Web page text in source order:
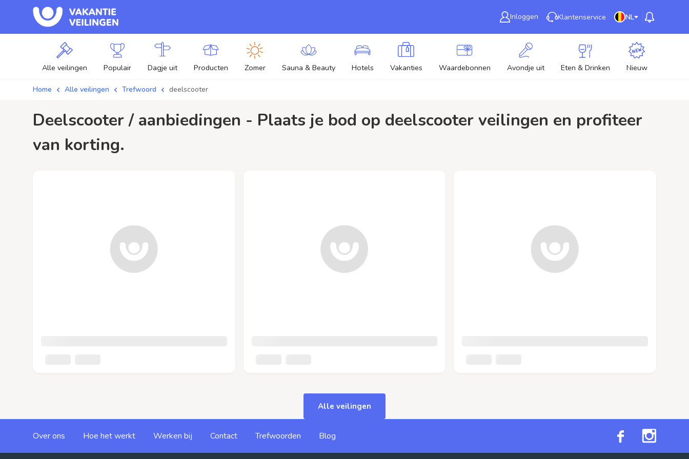
Inloggen Klantenservice NL
Alle veilingen Populair Dagje uit Producten Zomer Sauna & Beauty Hotels Vakanties Waardebonnen Avondje uit Eten & Drinken Nieuw
Home Alle veilingen Trefwoord deelscooter
deelscooter / aanbiedingen - Plaats je bod op deelscooter veilingen en profiteer
van korting.
Alle veilingen
Over ons Hoe het werkt Werken bij Contact Trefwoorden Blog